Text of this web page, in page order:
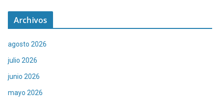
Archivos
agosto 2026
julio 2026
junio 2026
mayo 2026